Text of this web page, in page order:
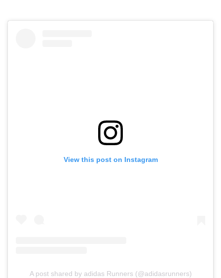
View this post on Instagram
A post shared by adidas Runners (@adidasrunners)